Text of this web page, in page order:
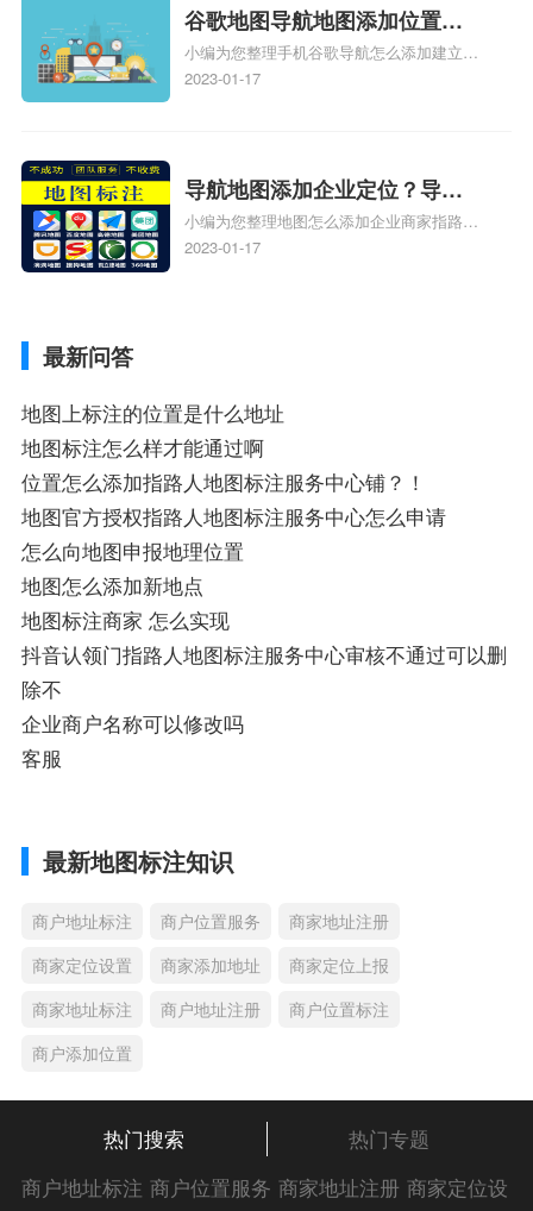
服务中心位置、抖音突然不显示定位了相关
地图标注知识，详情可查看下方正文！
谷歌地图导航地图添加位置？
添加谷歌地图导航位置？
小编为您整理手机谷歌导航怎么添加建立多
人位置、如何在地图，谷歌地图添加公司位
2023-01-17
导航地图添加企业定位？导航
定位企业？
小编为您整理地图怎么添加企业商家指路人
地图标注服务中心铺名称、地图怎么添加企
2023-01-17
最新问答
地图上标注的位置是什么地址
地图标注怎么样才能通过啊
位置怎么添加指路人地图标注服务中心铺？！
地图官方授权指路人地图标注服务中心怎么申请
怎么向地图申报地理位置
地图怎么添加新地点
地图标注商家 怎么实现
抖音认领门指路人地图标注服务中心审核不通过可以删
除不
企业商户名称可以修改吗
客服
最新地图标注知识
商户地址标注 商户位置服务
商家地址注册
商家定位设置
商家添加地址
商家定位上报
商家地址标注
商户地址注册
商户位置标注
商户添加位置
热门搜索
热门专题
商户地址标注 商户位置服务 商家地址注册 商家定位设